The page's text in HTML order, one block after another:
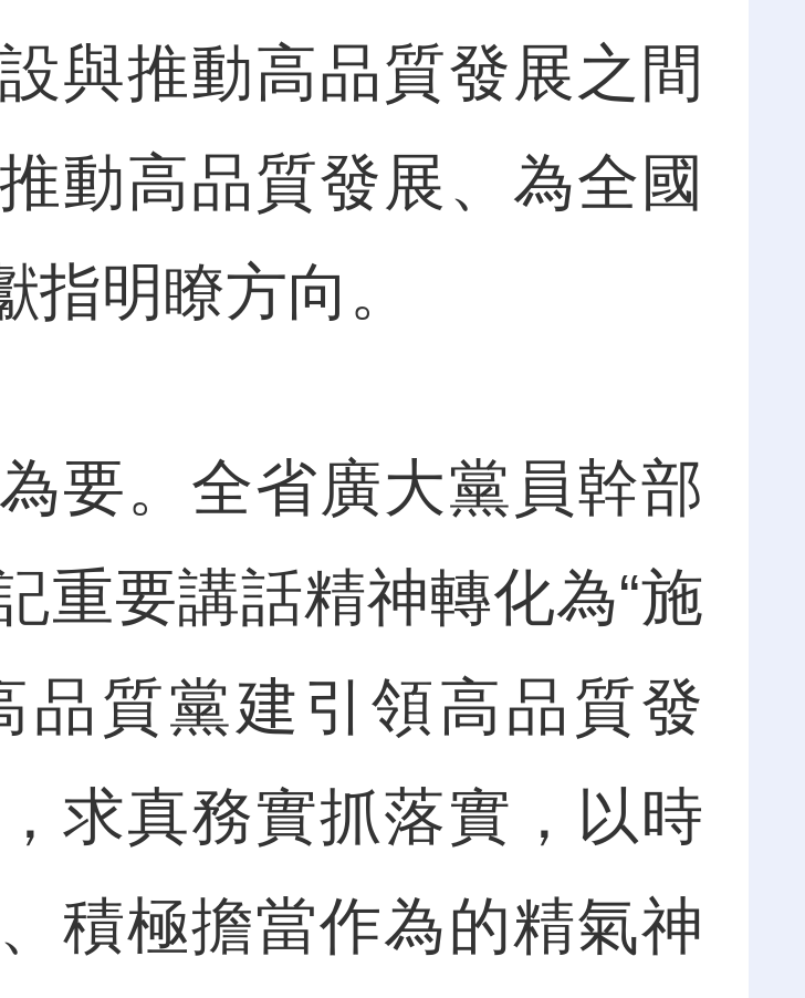
與推動高品質發展之間
動高品質發展、為全國
明瞭方向。
。全省廣大黨員幹部
重要講話精神轉化為“施
品質黨建引領高品質發
求真務實抓落實，以時
積極擔當作為的精氣神